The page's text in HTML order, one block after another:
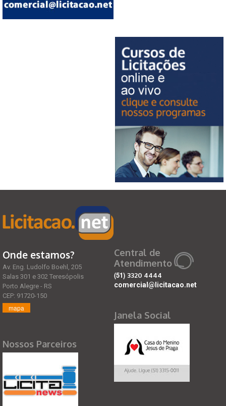
Onde estamos?
Av. Eng. Ludolfo Boehl, 205
Salas 301 e 302 Teresópolis
Porto Alegre - RS
CEP: 91720-150
mapa
Nossos Parceiros
Central de
Atendimento
(51) 3320 4444
comercial@licitacao.net
Janela Social